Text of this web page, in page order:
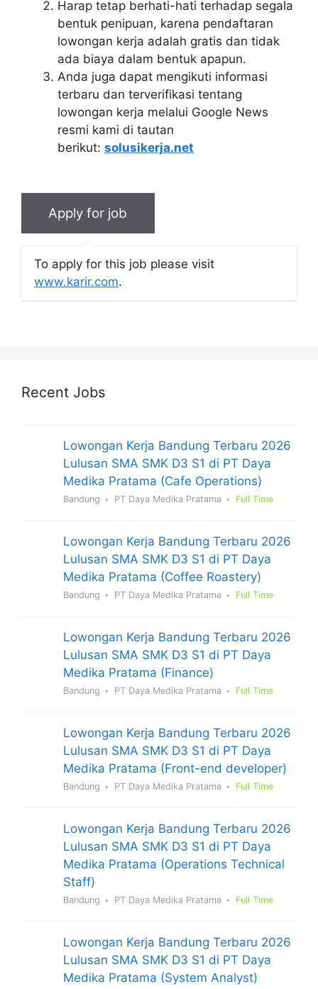
Harap tetap berhati-hati terhadap segala
bentuk penipuan, karena pendaftaran
lowongan kerja adalah gratis dan tidak
ada biaya dalam bentuk apapun.
Anda juga dapat mengikuti informasi
terbaru dan terverifikasi tentang
lowongan kerja melalui Google News
resmi kami di tautan
berikut: solusikerja.net
To apply for this job please visit
www.karir.com.
Recent Jobs
Lowongan Kerja Bandung Terbaru 2026
Lulusan SMA SMK D3 S1 di PT Daya
Medika Pratama (Cafe Operations)
Bandung PT Daya Medika Pratama Full Time
Lowongan Kerja Bandung Terbaru 2026
Lulusan SMA SMK D3 S1 di PT Daya
Medika Pratama (Coffee Roastery)
Bandung PT Daya Medika Pratama Full Time
Lowongan Kerja Bandung Terbaru 2026
Lulusan SMA SMK D3 S1 di PT Daya
Medika Pratama (Finance)
Bandung PT Daya Medika Pratama Full Time
Lowongan Kerja Bandung Terbaru 2026
Lulusan SMA SMK D3 S1 di PT Daya
Medika Pratama (Front-end developer)
Bandung PT Daya Medika Pratama Full Time
Lowongan Kerja Bandung Terbaru 2026
Lulusan SMA SMK D3 S1 di PT Daya
Medika Pratama (Operations Technical
Staff)
Bandung PT Daya Medika Pratama Full Time
Lowongan Kerja Bandung Terbaru 2026
Lulusan SMA SMK D3 S1 di PT Daya
Medika Pratama (System Analyst)